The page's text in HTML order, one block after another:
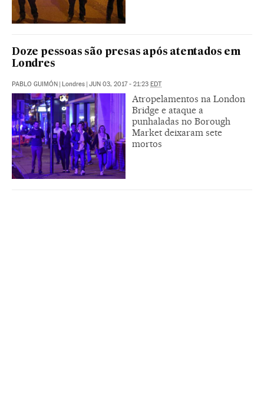
Doze pessoas são presas após atentados em
Londres
PABLO GUIMÓN | Londres | JUN 03, 2017 - 21:23 EDT
Atropelamentos na London
Bridge e ataque a
punhaladas no Borough
Market deixaram sete
mortos